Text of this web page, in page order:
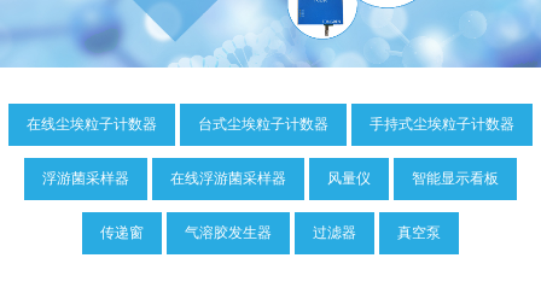
在线尘埃粒子计数器 台式尘埃粒子计数器 手持式尘埃粒子计数器
浮游菌采样器 在线浮游菌采样器 风量仪 智能显示看板
传递窗 气溶胶发生器 过滤器 真空泵